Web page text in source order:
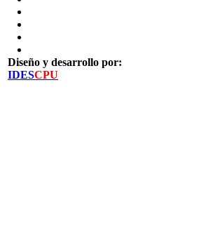
Diseño y desarrollo por:
IDESCPU